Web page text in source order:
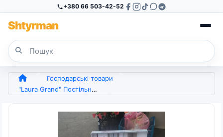
+380 66 503-42-52
Shtyrman
Господарські товари
"Laura Grand" Постільна білизна в коробці з 4 Наволочками ( простирадла на гумці) + подарунковий пакет (арт. 6643)